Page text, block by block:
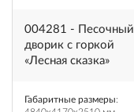
004281 - Песочный
дворик с горкой
«Лесная сказка»
Габаритные размеры: